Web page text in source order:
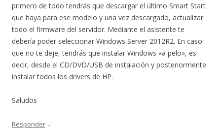
primero de todo tendrás que descargar el último Smart Start
que haya para ese modelo y una vez descargado, actualizar
todo el firmware del servidor. Mediante el asistente te
debería poder seleccionar Windows Server 2012R2. En caso
que no te deje, tendrás que instalar Windows «a pelo», es
decir, desde el CD/DVD/USB de instalación y posteriormente
instalar todos los drivers de HP.
Saludos
Responder ↓